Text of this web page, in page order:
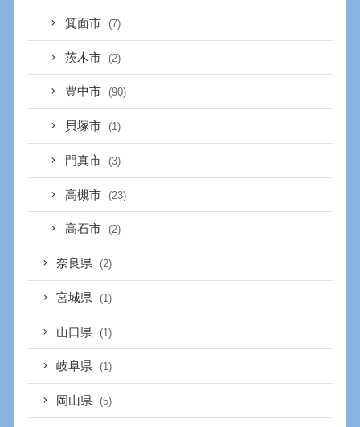
箕面市 (7)
茨木市 (2)
豊中市 (90)
貝塚市 (1)
門真市 (3)
高槻市 (23)
高石市 (2)
奈良県 (2)
宮城県 (1)
山口県 (1)
岐阜県 (1)
岡山県 (5)